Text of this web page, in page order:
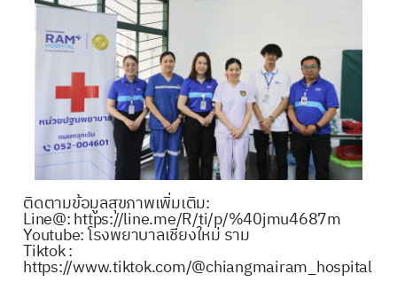
ติดตามข้อมูลสุขภาพเพิ่มเติม:
Line@:https://line.me/R/ti/p/%40jmu4687m
Youtube: โรงพยาบาลเชียงใหม่ ราม
Tiktok :
https://www.tiktok.com/@chiangmairam_hospital